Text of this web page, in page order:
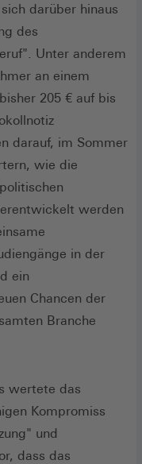
darüber hinaus
des
Unter anderem
an einem
205 € auf bis
darauf, im Sommer
wie die
werden
in der
ein
Chancen der
Branche
wertete das
Kompromiss
und
dass das